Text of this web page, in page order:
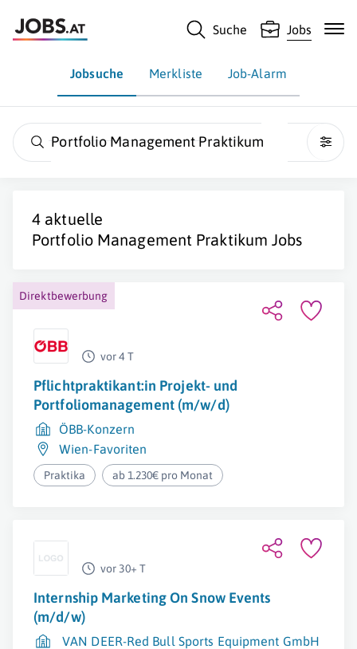
Suche Jobs
Jobsuche Merkliste Job-Alarm
Portfolio Management Praktikum
4 aktuelle
Portfolio Management Praktikum Jobs
Direktbewerbung
vor 4 T
Pflichtpraktikant:in Projekt- und
Portfoliomanagement (m/w/d)
ÖBB-Konzern
Wien-Favoriten
Praktika ab 1.230€ pro Monat
vor 30+ T
Internship Marketing On Snow Events
(m/d/w)
VAN DEER-Red Bull Sports Equipment GmbH